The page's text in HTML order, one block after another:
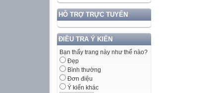
HỖ TRỢ TRỰC TUYẾN
ĐIỀU TRA Ý KIẾN
Bạn thấy trang này như thế nào?
Đẹp
Bình thường
Đơn điệu
Ý kiến khác